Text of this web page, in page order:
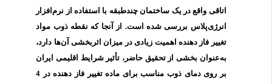
اتاقی واقع در یک ساختمان چندطبقه با استفاده از نرم‌افزار
انرژی‌پلاس بررسی شده است. از آنجا که نقطه ذوب مواد
تغییر فاز دهنده اهمیت زیادی در میزان اثربخشی آن‌ها دارد،
به‌عنوان بخشی از تحقیق حاضر، تأثیر شرایط اقلیمی ایران
بر روی دمای ذوب مناسب برای ماده تغییر فاز دهنده در 4